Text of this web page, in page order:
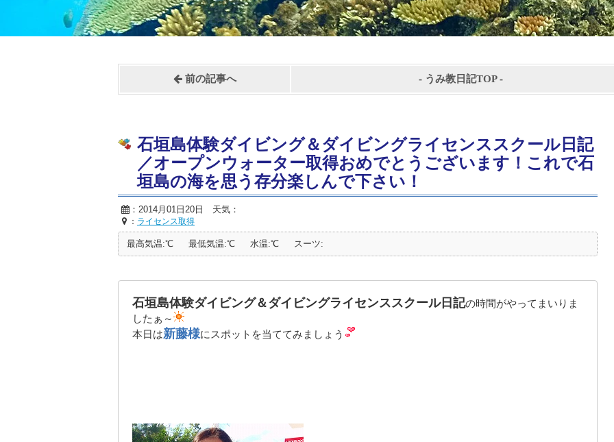
前の記事へ - うみ教日記TOP-
石垣島体験ダイビング＆ダイビングライセンススクール日記
／オープンウォーター取得おめでとうございます！これで石
垣島の海を思う存分楽しんで下さい！
：2014月01日20日 天気：
： ライセンス取得
最高気温:℃ 最低気温:℃ 水温:℃ スーツ:
石垣島体験ダイビング＆ダイビングライセンススクール日記の時間がやってまいりま
したぁ～
本日は新藤様にスポットを当ててみましょう